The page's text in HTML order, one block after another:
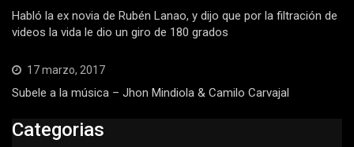
Habló la ex novia de Rubén Lanao, y dijo que por la filtración de
videos la vida le dio un giro de 180 grados
17 marzo, 2017
Subele a la música – Jhon Mindiola & Camilo Carvajal
Categorias